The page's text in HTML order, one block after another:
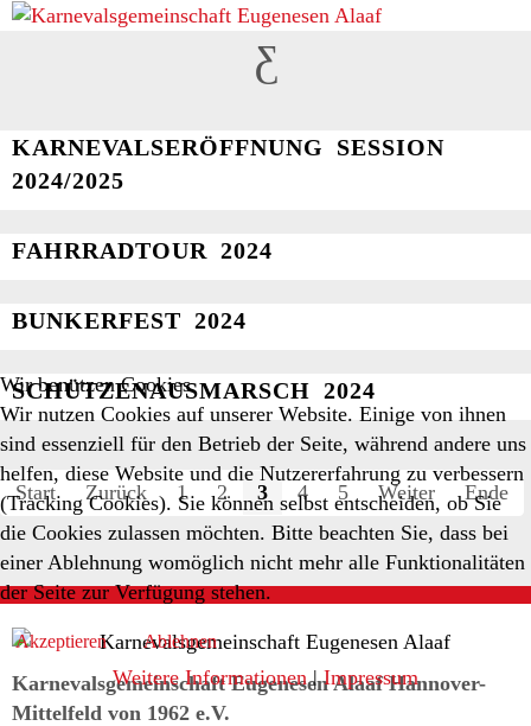
KARNEVALSERÖFFNUNG SESSION
2024/2025
FAHRRADTOUR 2024
BUNKERFEST 2024
SCHÜTZENAUSMARSCH 2024
Start Zurück 1 2 3 4 5 Weiter Ende
Karnevalsgemeinschaft Eugenesen Alaaf Hannover-
Mittelfeld von 1962 e.V.
Wir benutzen Cookies
Wir nutzen Cookies auf unserer Website. Einige von ihnen
sind essenziell für den Betrieb der Seite, während andere uns
helfen, diese Website und die Nutzererfahrung zu verbessern
(Tracking Cookies). Sie können selbst entscheiden, ob Sie
die Cookies zulassen möchten. Bitte beachten Sie, dass bei
einer Ablehnung womöglich nicht mehr alle Funktionalitäten
der Seite zur Verfügung stehen.
Akzeptieren Ablehnen
Weitere Informationen|Impressum